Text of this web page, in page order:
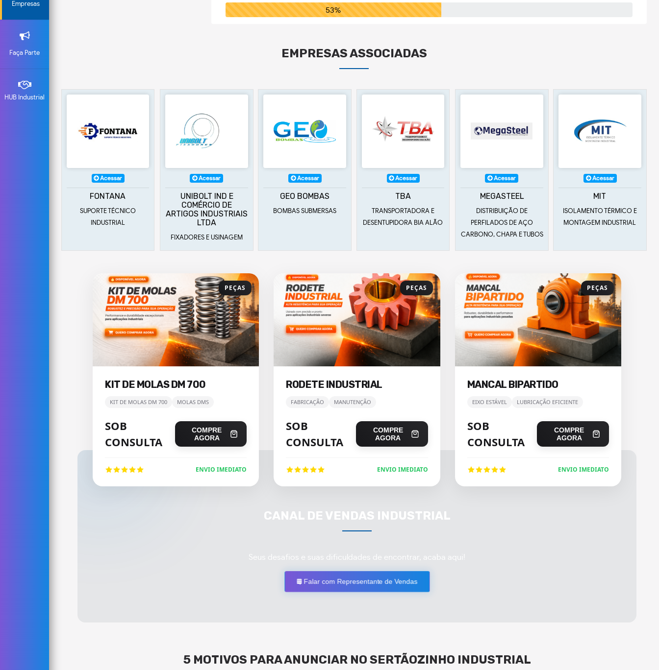
Empresas
Faça Parte
HUB Industrial
53%
EMPRESAS ASSOCIADAS
Acessar
FONTANA
SUPORTE TÉCNICO
INDUSTRIAL
Acessar
UNIBOLT IND E
COMÉRCIO DE
ARTIGOS INDUSTRIAIS
LTDA
FIXADORES E USINAGEM
Acessar
GEO BOMBAS
BOMBAS SUBMERSAS
Acessar
TBA
TRANSPORTADORA E
DESENTUPIDORA BIA ALÃO
Acessar
MEGASTEEL
DISTRIBUIÇÃO DE
PERFILADOS DE AÇO
CARBONO, CHAPA E TUBOS
Acessar
MIT
ISOLAMENTO TÉRMICO E
MONTAGEM INDUSTRIAL
PEÇAS
KIT DE MOLAS DM 700
KIT DE MOLAS DM 700 MOLAS DMS
SOB
CONSULTA
COMPRE
AGORA
ENVIO IMEDIATO
PEÇAS
RODETE INDUSTRIAL
FABRICAÇÃO MANUTENÇÃO
SOB
CONSULTA
COMPRE
AGORA
ENVIO IMEDIATO
PEÇAS
MANCAL BIPARTIDO
EIXO ESTÁVEL LUBRICAÇÃO EFICIENTE
SOB
CONSULTA
COMPRE
AGORA
ENVIO IMEDIATO
CANAL DE VENDAS INDUSTRIAL
Seus desafios e suas dificuldades de encontrar, acaba aqui!
Falar com Representante de Vendas
5 MOTIVOS PARA ANUNCIAR NO SERTÃOZINHO INDUSTRIAL